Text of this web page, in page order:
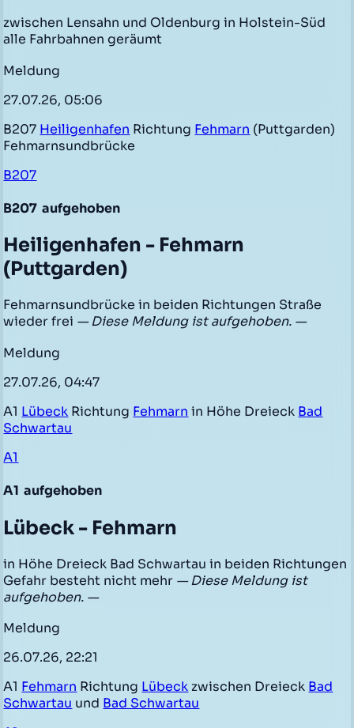
zwischen Lensahn und Oldenburg in Holstein-Süd
alle Fahrbahnen geräumt
Meldung
27.07.26, 05:06
B207 Heiligenhafen Richtung Fehmarn (Puttgarden)
Fehmarnsundbrücke
B207
B207 aufgehoben
Heiligenhafen - Fehmarn
(Puttgarden)
Fehmarnsundbrücke in beiden Richtungen Straße
wieder frei — Diese Meldung ist aufgehoben. —
Meldung
27.07.26, 04:47
A1 Lübeck Richtung Fehmarn in Höhe Dreieck Bad
Schwartau
A1
A1 aufgehoben
Lübeck - Fehmarn
in Höhe Dreieck Bad Schwartau in beiden Richtungen
Gefahr besteht nicht mehr — Diese Meldung ist
aufgehoben. —
Meldung
26.07.26, 22:21
A1 Fehmarn Richtung Lübeck zwischen Dreieck Bad
Schwartau und Bad Schwartau